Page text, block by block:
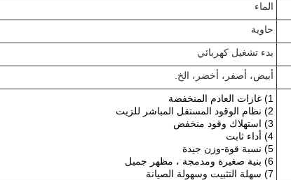
الماء
حاوية
بدء تشغيل كهربائي
أبيض، أصفر، أخضر، الخ.
1) غازات العادم المنخفضة
2) نظام الوقود المستقل المباشر للزيت
3) استهلاك وقود منخفض
4) أداء ثابت
5) نسبة قوة-وزن جيدة
6) بنية صغيرة ومدمجة ، مظهر جميل
7) سهلة التثبيت وسهولة الصيانة